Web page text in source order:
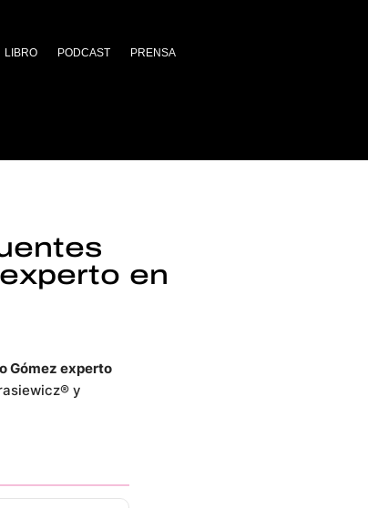
LIBRO PODCAST PRENSA
en
Gómez experto
y